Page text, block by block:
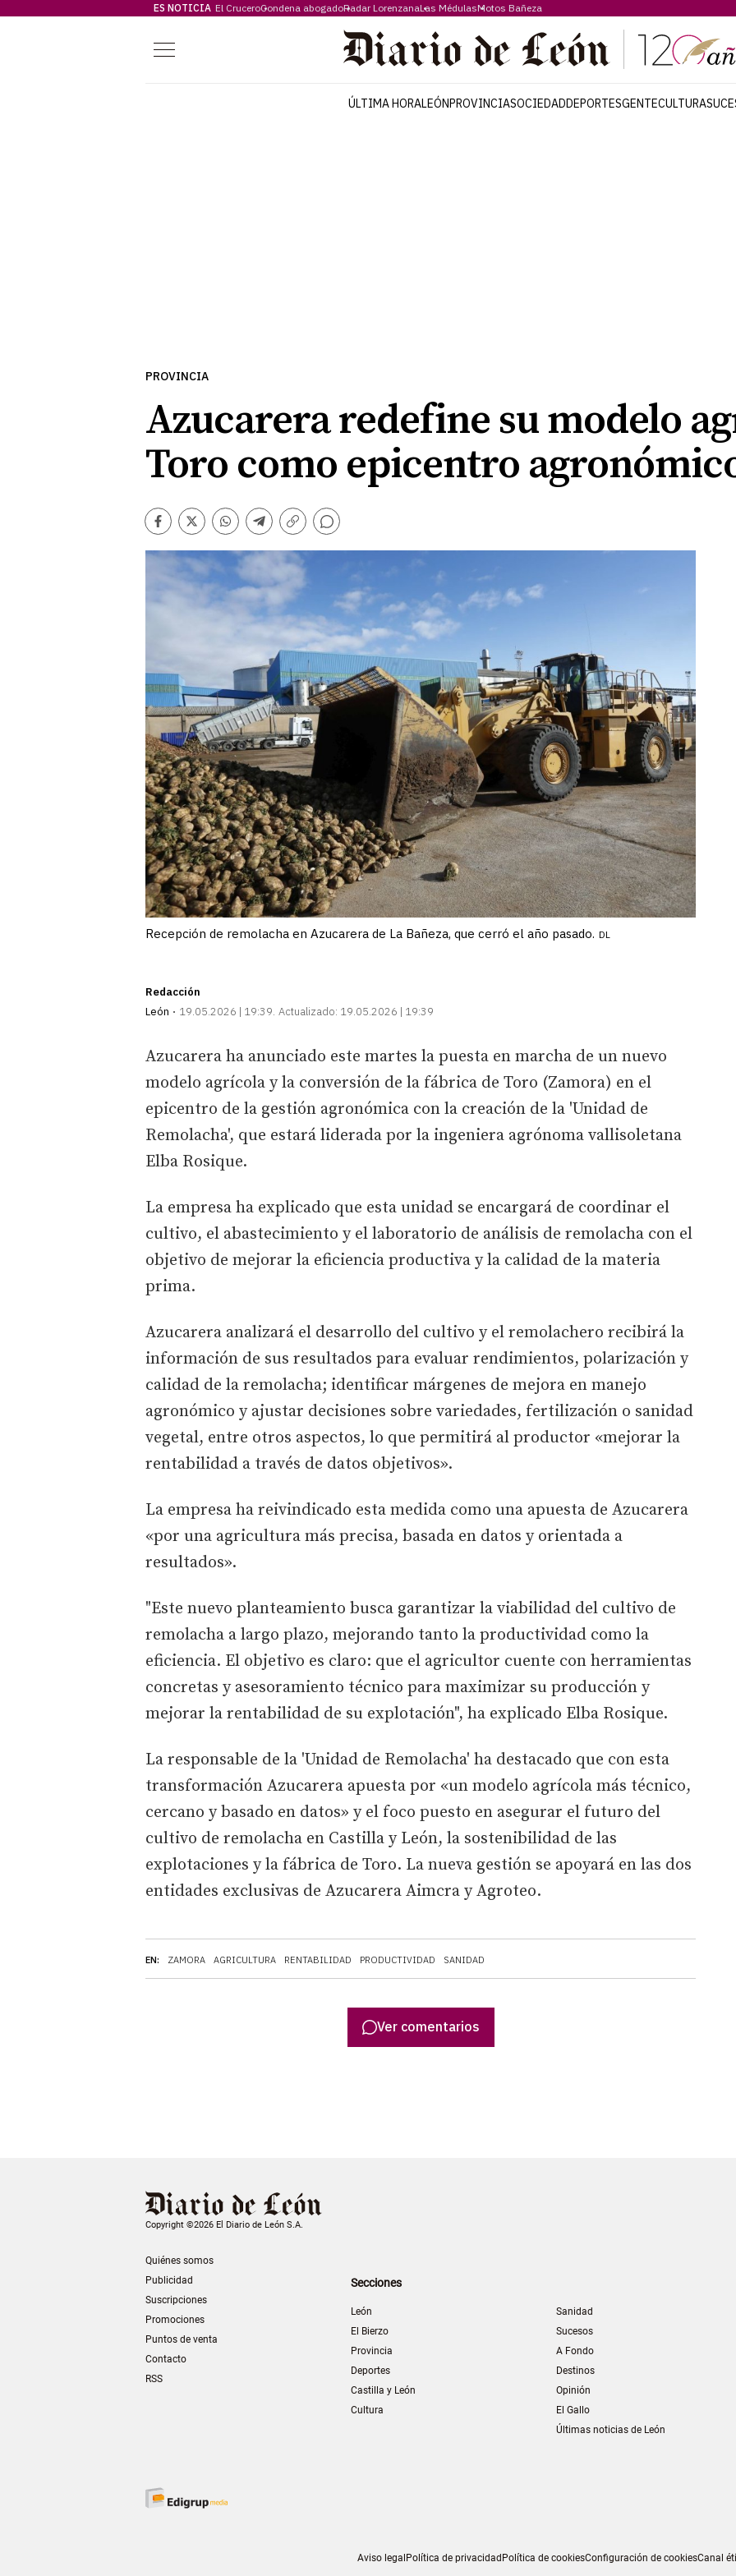
ES NOTICIA El CruceroCondena abogadoRadar LorenzanaLas MédulasMotos Bañeza
Menú
ÚLTIMA HORALEÓNPROVINCIASOCIEDADDEPORTESGENTECULTURA
PROVINCIA
Azucarera redefine su modelo
Toro como epicentro
Facebook
TwitterWhatsapp
Telegram
Copiar
enlace
Comentarios
Recepción de remolacha en Azucarera de La Bañeza, que cerró el año pasado. DL
Redacción
León
19.05.2026 | 19:39 Actualizado: 19.05.2026 | 19:39
EN: ZAMORA AGRICULTURA RENTABILIDAD PRODUCTIVIDAD SANIDAD
Azucarera ha anunciado este martes la puesta en marcha de un nuevo
modelo agrícola y la conversión de la fábrica de Toro (Zamora) en el
epicentro de la gestión agronómica con la creación de la 'Unidad de
Remolacha', que estará liderada por la ingeniera agrónoma vallisoletana
Elba Rosique.
La empresa ha explicado que esta unidad se encargará de coordinar el
cultivo, el abastecimiento y el laboratorio de análisis de remolacha con el
objetivo de mejorar la eficiencia productiva y la calidad de la materia
prima.
Azucarera analizará el desarrollo del cultivo y el remolachero recibirá la
información de sus resultados para evaluar rendimientos, polarización y
calidad de la remolacha; identificar márgenes de mejora en manejo
agronómico y ajustar decisiones sobre variedades, fertilización o sanidad
vegetal, entre otros aspectos, lo que permitirá al productor «mejorar la
rentabilidad a través de datos objetivos».
La empresa ha reivindicado esta medida como una apuesta de Azucarera
«por una agricultura más precisa, basada en datos y orientada a
resultados».
"Este nuevo planteamiento busca garantizar la viabilidad del cultivo de
remolacha a largo plazo, mejorando tanto la productividad como la
eficiencia. El objetivo es claro: que el agricultor cuente con herramientas
concretas y asesoramiento técnico para maximizar su producción y
mejorar la rentabilidad de su explotación", ha explicado Elba Rosique.
La responsable de la 'Unidad de Remolacha' ha destacado que con esta
transformación Azucarera apuesta por «un modelo agrícola más técnico,
cercano y basado en datos» y el foco puesto en asegurar el futuro del
cultivo de remolacha en Castilla y León, la sostenibilidad de las
explotaciones y la fábrica de Toro. La nueva gestión se apoyará en las dos
entidades exclusivas de Azucarera Aimcra y Agroteo.
Ver comentarios
Copyright ©2026 El Diario de León S.A.
Quiénes somos
Publicidad
Suscripciones
Promociones
Puntos de venta
Contacto
RSS
Secciones
León
El Bierzo
Provincia
Deportes
Castilla y León
Cultura
Sanidad
Sucesos
A Fondo
Destinos
Opinión
El Gallo
Últimas noticias de León
Aviso legalPolítica de privacidadPolítica de cookiesConfiguración de cookiesCanal